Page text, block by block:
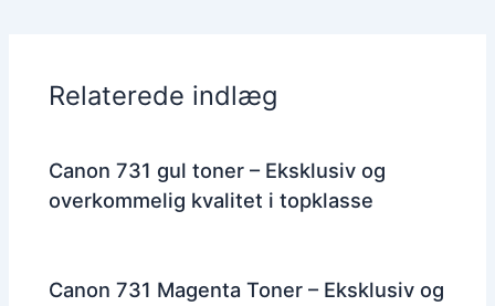
Relaterede indlæg
Canon 731 gul toner – Eksklusiv og
overkommelig kvalitet i topklasse
Canon 731 Magenta Toner – Eksklusiv og